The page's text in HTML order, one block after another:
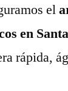
el
en
rápida,